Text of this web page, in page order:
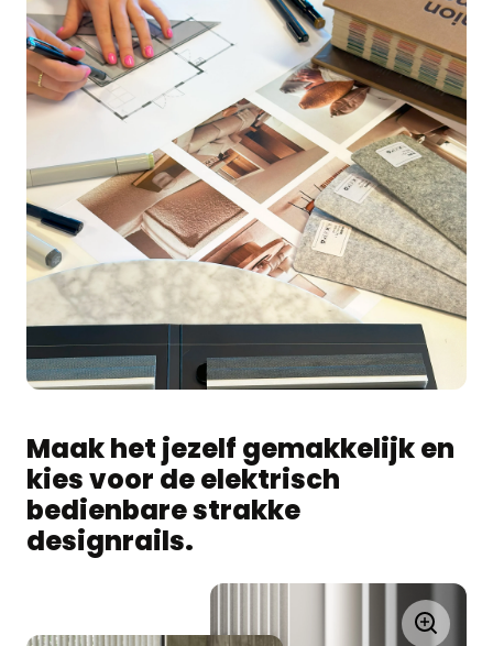
Maak het jezelf gemakkelijk en
kies voor de elektrisch
bedienbare strakke
designrails.